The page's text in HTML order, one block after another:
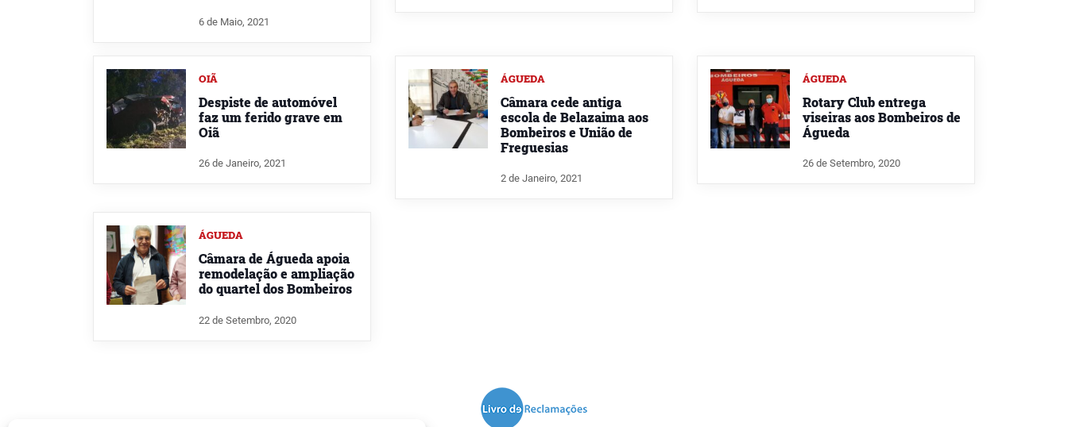
6 de Maio, 2021
OIÃ
Despiste de automóvel
faz um ferido grave em
Oiã
26 de Janeiro, 2021
ÁGUEDA
Câmara cede antiga
escola de Belazaima aos
Bombeiros e União de
Freguesias
2 de Janeiro, 2021
ÁGUEDA
Rotary Club entrega
viseiras aos Bombeiros de
Águeda
26 de Setembro, 2020
ÁGUEDA
Câmara de Águeda apoia
remodelação e ampliação
do quartel dos Bombeiros
22 de Setembro, 2020